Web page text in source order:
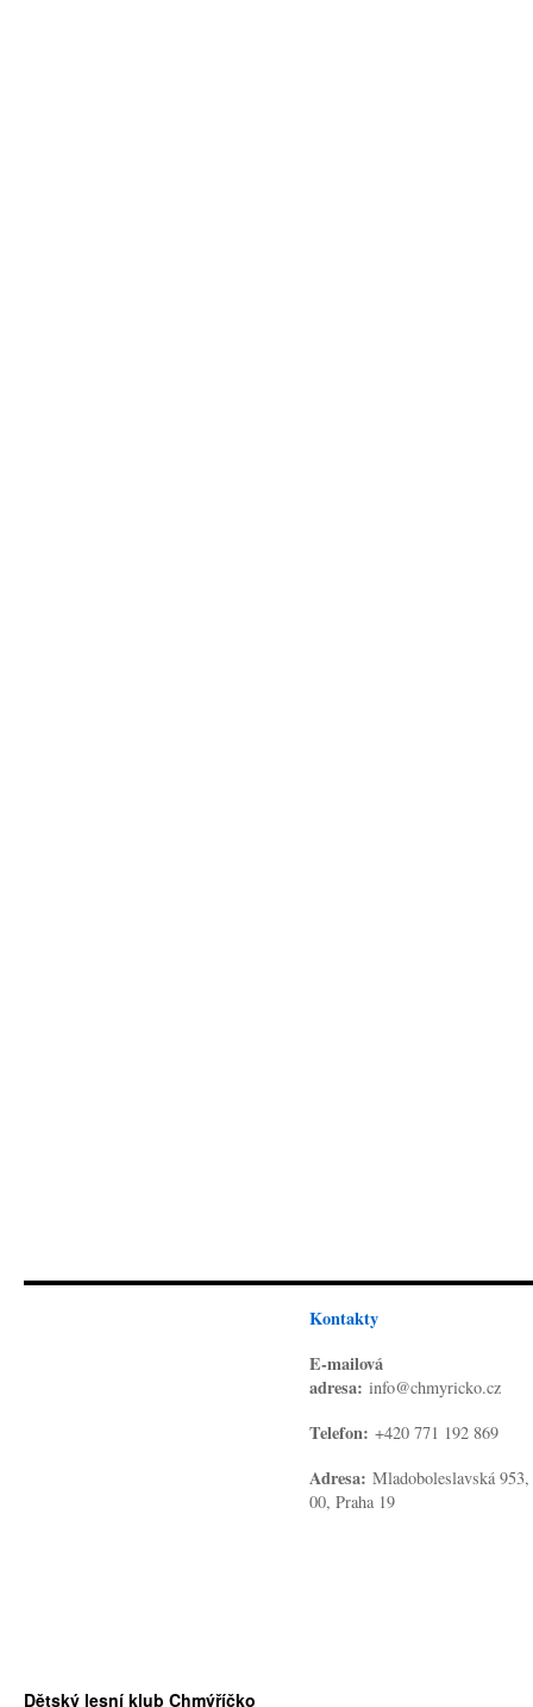
Kontakty
E-mailová
adresa: info@chmyricko.cz
Telefon: +420 771 192 869
Adresa: Mladoboleslavská
00, Praha 19
Dětský lesní klub Chmýříčko